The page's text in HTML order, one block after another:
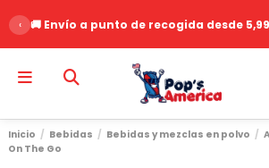
‹ 🚚 Envío a punto de recogida desde
Inicio Bebidas Bebidas y mezclas en polvo
On The Go